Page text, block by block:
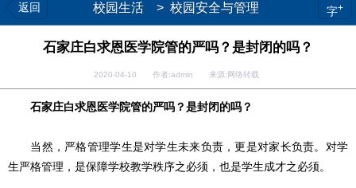
返回 校园生活 > 校园安全与管理 字+
石家庄白求恩医学院管的严吗？是封闭的吗？
2020-04-10 作者:admin 来源:网络转载
石家庄白求恩医学院管的严吗？是封闭的吗？
当然，严格管理学生是对学生未来负责，更是对家长负责。对学
生严格管理，是保障学校教学秩序之必须，也是学生成才之必须。